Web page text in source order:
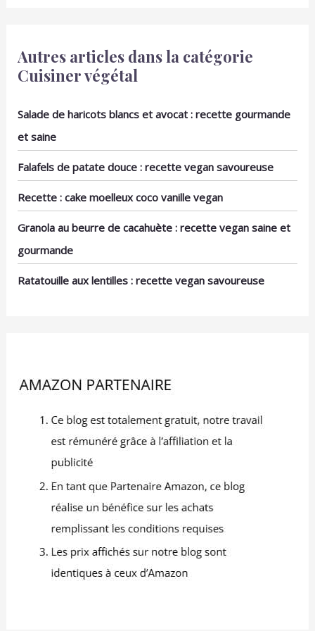
cadeau d'anniversaire.
offrent une commodité
inégalée pour le
pour un repas en famille
classique en blanc
s’associe aisément avec
d'autres ustensiles de
table, ajoutant une
touche d'élégance.
Autres articles dans la catégorie
Cuisiner végétal
Salade de haricots blancs et avocat : recette gourmande
et saine
Falafels de patate douce : recette vegan savoureuse
Recette : cake moelleux coco vanille vegan
Granola au beurre de cacahuète : recette vegan saine et
gourmande
Ratatouille aux lentilles : recette vegan savoureuse